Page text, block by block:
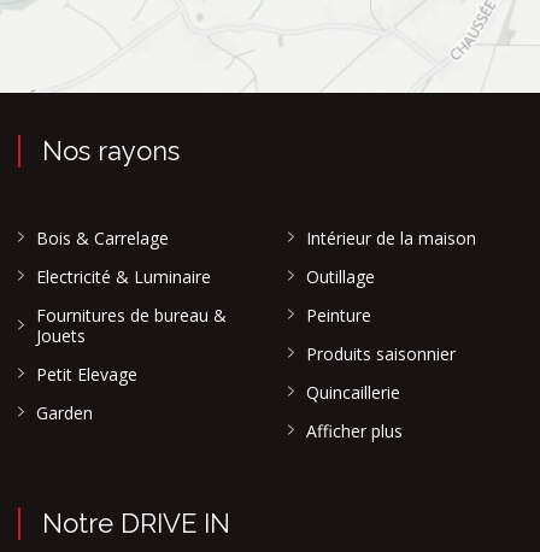
Nos rayons
Bois & Carrelage
Electricité & Luminaire
Fournitures de bureau &
Jouets
Petit Elevage
Garden
Intérieur de la maison
Outillage
Peinture
Produits saisonnier
Quincaillerie
Afficher plus
Notre DRIVE IN